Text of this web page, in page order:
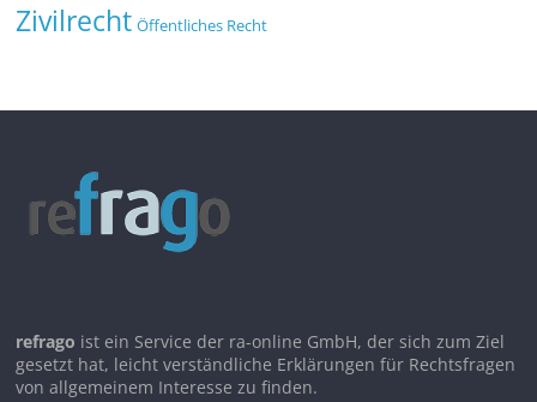
Zivilrecht Öffentliches Recht
refrago ist ein Service der ra-online GmbH, der sich zum Ziel
gesetzt hat, leicht verständliche Erklärungen für Rechtsfragen
von allgemeinem Interesse zu finden.